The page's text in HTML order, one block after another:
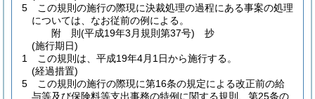
5
この規則の施行の際現に決裁処理の過程にある事案の処理
については、なお従前の例による。
附 則(平成19年3月規則第37号) 抄
(施行期日)
1
この規則は、平成19年4月1日から施行する。
(経過措置)
5
この規則の施行の際現に第16条の規定による改正前の給
与等及び保険料等支出事務の特例に関する規則、第25条の